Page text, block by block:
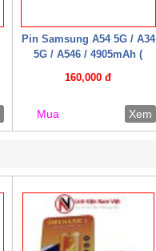
Pin Samsung A54 5G / A34
5G / A546 / 4905mAh (
160,000 đ
Mua Xem